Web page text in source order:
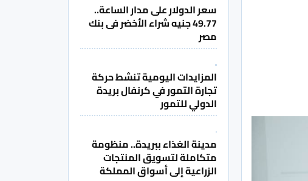
سعر الدولار على مدار الساعة..
49.77 جنيه شراء الأخضر فى بنك
مصر
المزايدات اليومية تنشط حركة
تجارة التمور في كرنفال بريدة
الدولي للتمور
مدينة الغذاء ببريدة.. منظومة
متكاملة لتسويق المنتجات
الزراعية إلى أسواق المملكة